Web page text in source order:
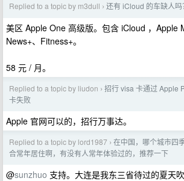
Replied to a topic by m3dull › 还有 iCloud 的车缺人吗
美区 Apple One 高级版。包含 iCloud ，Apple
News+、Fitness+。
58 元 / 月。
Replied to a topic by liudon › 招行 visa 卡通过 Apple
卡失败
Apple 官网可以的，招行万事达。
Replied to a topic by lord1987 › 在中国，哪个城市四
合常年居住啊，有没有人常年体验过的，推荐一下
@sunzhuo 支持。大连是我东三省待过的夏天